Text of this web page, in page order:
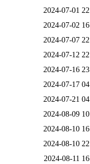
2024-07-01
2024-07-02
2024-07-07
2024-07-12
2024-07-16
2024-07-17
2024-07-21
2024-08-09
2024-08-10
2024-08-10
2024-08-11